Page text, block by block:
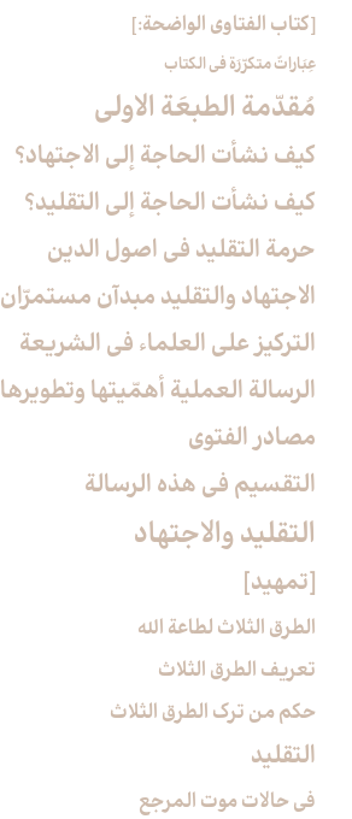
[كتاب الفتاوى الواضحة:]
عِبَاراتٌ متكرّرَة في الكتاب
مُقدّمة الطبعَة الاولى‏
كيف نشأت الحاجة إلى الاجتهاد؟
كيف نشأت الحاجة إلى التقليد؟
حرمة التقليد في اصول الدين
الاجتهاد والتقليد مبدآن مستمرّان
التركيز على العلماء في الشريعة
الرسالة العملية أهمّيتها وتطويرها
مصادر الفتوى
التقسيم في هذه الرسالة
التقليد والاجتهاد
[تمهيد]
الطرق الثلاث لطاعة الله
تعريف الطرق الثلاث
حكم من ترك الطرق الثلاث
التقليد
في حالات موت المرجع